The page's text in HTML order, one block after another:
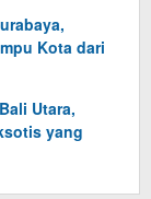
Kota dari
Utara,
yang